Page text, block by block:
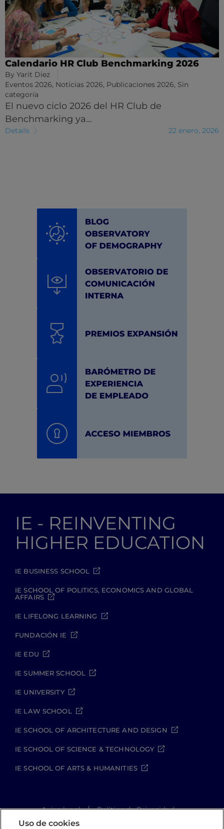
Calendario HR Club Benchmarking 2026
By Yarit Diez
Eventos 2026, Noticias 2026, Publicaciones 2026, Sin
categoría
El nuevo ciclo 2026 del HR Club de
Benchmarking ya…
Details 22 enero, 2026
IE - REINVENTING
HIGHER EDUCATION
IE BUSINESS SCHOOL
IE SCHOOL OF POLITICS, ECONOMICS AND GLOBAL
AFFAIRS
IE LIFELONG LEARNING
FUNDACIÓN IE
IE EDU
IE SUMMER SCHOOL
IE UNIVERSITY
IE LAW SCHOOL
IE SCHOOL OF ARCHITECTURE AND DESIGN
IE SCHOOL OF SCIENCE & TECHNOLOGY
IE SCHOOL OF ARTS & HUMANITIES
Aviso legal
Política de Privacidad
Política de Cookies
Uso de cookies